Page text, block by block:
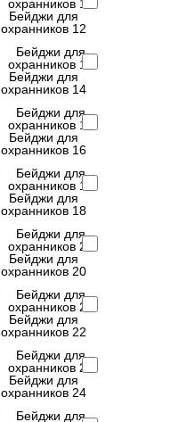
Бейджи для
охранников 12
Бейджи для
охранников 14
Бейджи для
охранников 16
Бейджи для
охранников 18
Бейджи для
охранников 20
Бейджи для
охранников 22
Бейджи для
охранников 24